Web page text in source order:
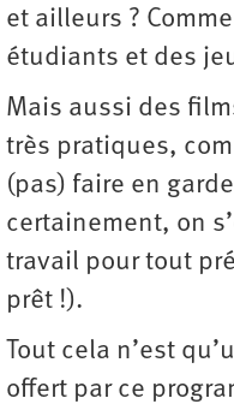
et ailleurs ?
étudiants et des
Mais aussi des
très pratiques,
(pas) faire en
certainement, on
travail pour tout
prêt !).
Tout cela n’est
offert par ce